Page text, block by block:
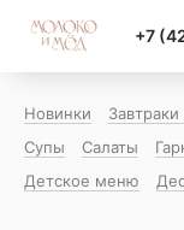
+7
Новинки
Супы
Салаты
Детское меню